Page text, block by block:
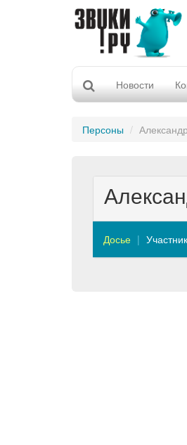
Новости
Персоны
Досье Участник